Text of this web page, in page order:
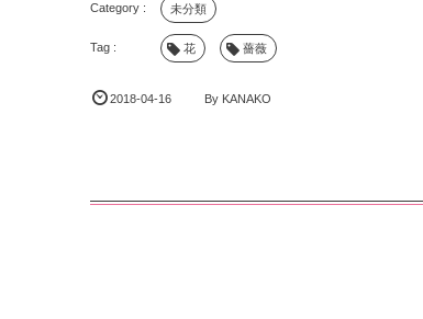
未分類
花 薔薇
2018-04-16 By KANAKO